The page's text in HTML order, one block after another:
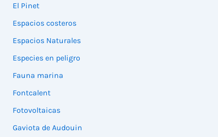
El Pinet
Espacios costeros
Espacios Naturales
Especies en peligro
Fauna marina
Fontcalent
Fotovoltaicas
Gaviota de Audouin